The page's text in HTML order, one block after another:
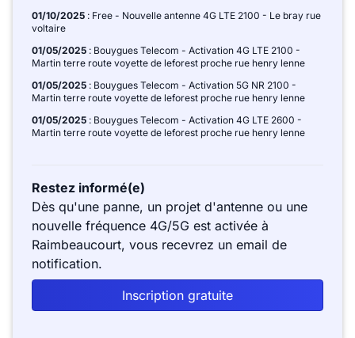
01/10/2025 : Free - Nouvelle antenne 4G LTE 2100 - Le bray rue
voltaire
01/05/2025 : Bouygues Telecom - Activation 4G LTE 2100 -
Martin terre route voyette de leforest proche rue henry lenne
01/05/2025 : Bouygues Telecom - Activation 5G NR 2100 -
Martin terre route voyette de leforest proche rue henry lenne
01/05/2025 : Bouygues Telecom - Activation 4G LTE 2600 -
Martin terre route voyette de leforest proche rue henry lenne
Restez informé(e)
Dès qu'une panne, un projet d'antenne ou une
nouvelle fréquence 4G/5G est activée à
Raimbeaucourt, vous recevrez un email de
notification.
Inscription gratuite